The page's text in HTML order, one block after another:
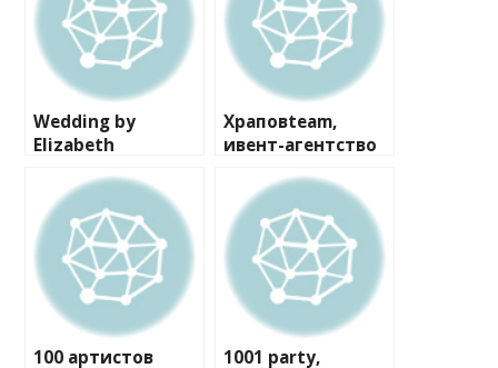
Wedding by
Elizabeth
Храповteam,
ивент-агентство
100 артистов
1001 party,